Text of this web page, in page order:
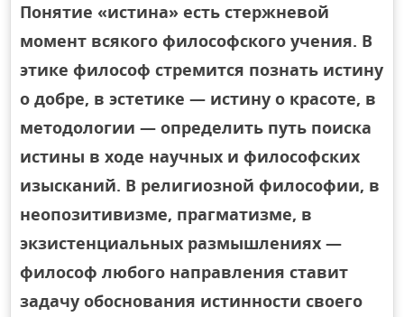
Понятие «истина» есть стержневой
момент всякого философского учения. В
этике философ стремится познать истину
о добре, в эстетике — истину о красоте, в
методологии — определить путь поиска
истины в ходе научных и философских
изысканий. В религиозной философии, в
неопозитивизме, прагматизме, в
экзистенциальных размышлениях —
философ любого направления ставит
задачу обоснования истинности своего